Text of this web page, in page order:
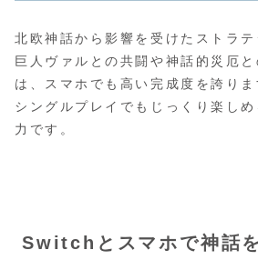
北欧神話から影響を受けたストラテ
巨人ヴァルとの共闘や神話的災厄
は、スマホでも高い完成度を誇りま
シングルプレイでもじっくり楽し
力です。
Switchとスマホで神話